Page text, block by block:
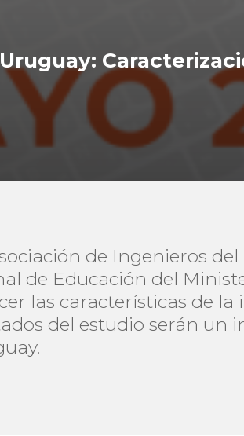
de Ingenieros
de Educación del
las características de
del estudio serán